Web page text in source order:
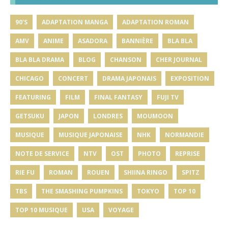
90'S ADAPTATION MANGA ADAPTATION ROMAN
AMV ANIME ASADORA BANNIÈRE BLA BLA
BLA BLA DRAMA BLOG CHANSON CHER JOURNAL
CHICAGO CONCERT DRAMA JAPONAIS EXPOSITION
FEATURING FILM FINAL FANTASY FUJI TV
GETSUKU JAPON LONDRES MOUMOON
MUSIQUE MUSIQUE JAPONAISE NHK NORMANDIE
NOTE DE SERVICE NTV OST PHOTO REPRISE
RIE FU ROMAN ROUEN SHIINA RINGO SPITZ
TBS THE SMASHING PUMPKINS TOKYO TOP 10
TOP 10 MUSIQUE USA VOYAGE